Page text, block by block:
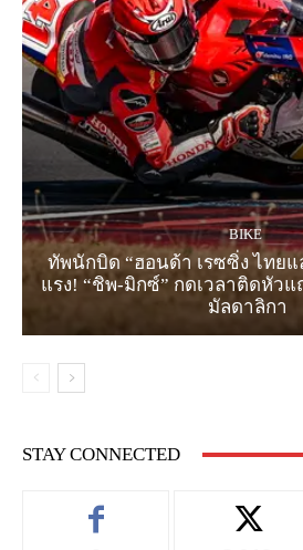
BIKE
ทัพนักบิด “ฮอนด้า เรซซิ่ง ไทย
แรง! “ชิพ-มิกซ์” กดเวลาติดหัวแ
มัลดาลิกา
STAY CONNECTED